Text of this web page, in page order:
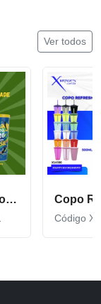
Ver todos
Copo Plástico personalizado In Mold Label 360 XCS551
Código